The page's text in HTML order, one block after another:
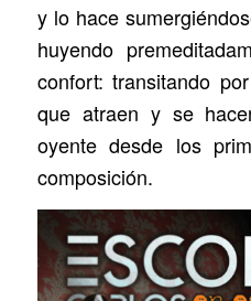
y lo hace
huyendo
confort: transitando
que atraen y se
oyente desde los
composición.